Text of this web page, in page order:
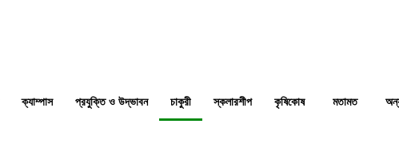
ক্যাম্পাস প্রযুক্তি ও উদ্ভাবন চাকুরী স্কলারশীপ কৃষিকোষ মতামত